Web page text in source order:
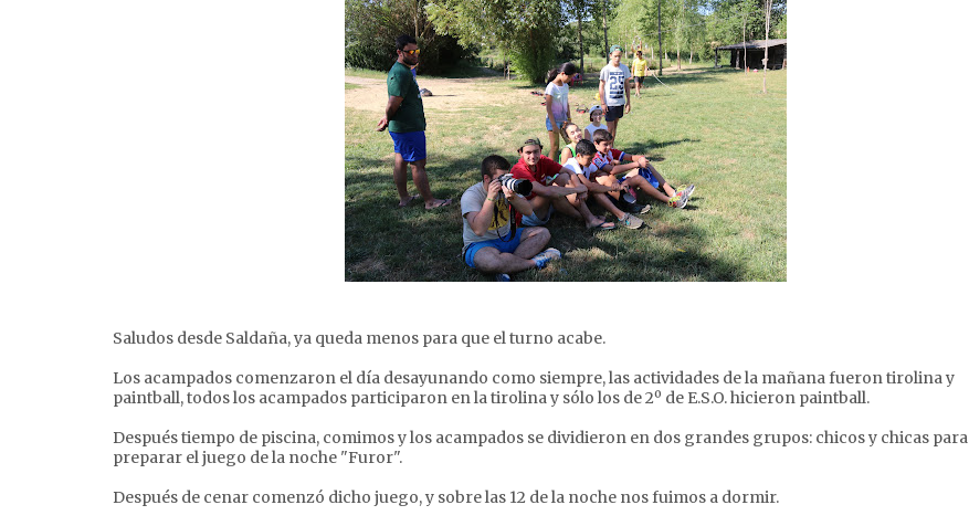
Saludos desde Saldaña, ya queda menos para que el turno acabe.
Los acampados comenzaron el día desayunando como siempre, las actividades de la mañana fueron tirolina y
paintball, todos los acampados participaron en la tirolina y sólo los de 2º de E.S.O. hicieron paintball.
Después tiempo de piscina, comimos y los acampados se dividieron en dos grandes grupos: chicos y chicas para
preparar el juego de la noche "Furor".
Después de cenar comenzó dicho juego, y sobre las 12 de la noche nos fuimos a dormir.